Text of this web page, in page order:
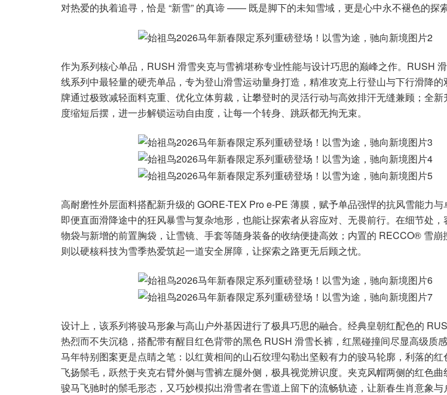
对热爱的执着追寻，恰是 “新雪” 的真谛 —— 既是脚下的未知雪域，更是心中永不褪色的探索
作为系列核心单品，RUSH 滑雪夹克与雪裤堪称专业性能与设计巧思的巅峰之作。RUSH
线系列中最轻量的硬壳单品，专为登山滑雪运动量身打造，精准攻克上行登山与下行滑降的
牌通过极致减轻面料克重、优化立体剪裁，让攀登时的灵活行动与高效排汗无缝兼顾；全
度缩短后摆，进一步解锁运动自由度，让每一个转身、跳跃都无拘无束。
高耐磨性外层面料搭配新升级的 GORE-TEX Pro e-PE 薄膜，赋予单品强悍的抗风雪能力与
即便直面滑降途中的狂风暴雪与复杂地形，也能让探索者从容应对、无畏前行。在细节处，
物袋与新增的前置胸袋，让雪镜、手套等随身装备的收纳便捷高效；内置的 RECCO® 雪崩
则以硬核科技为雪季热爱筑起一道安全屏障，让探索之路更无后顾之忧。
设计上，该系列将骏马形象与高山户外基因进行了极具巧思的融合。经典皇朝红配色的
热烈而不失沉稳，搭配带有醒目红色背带的黑色 RUSH 滑雪长裤，红黑碰撞间尽显高级质感
马年特别图案更是点睛之笔：以红黄相间的山石纹理勾勒出坚毅有力的骏马轮廓，利落的红
飞扬鬃毛，跃然于夹克右臂外侧与雪裤左腿外侧，极具视觉辨识度。夹克风帽两侧的红色曲
骏马飞驰时的鬃毛形态，又巧妙模拟出滑雪者在雪道上留下的流畅轨迹，让新春生肖意象与